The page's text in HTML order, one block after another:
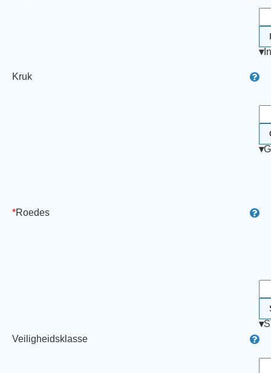
Kruk
▾
*Roedes
▾
Veiligheidsklasse
▾